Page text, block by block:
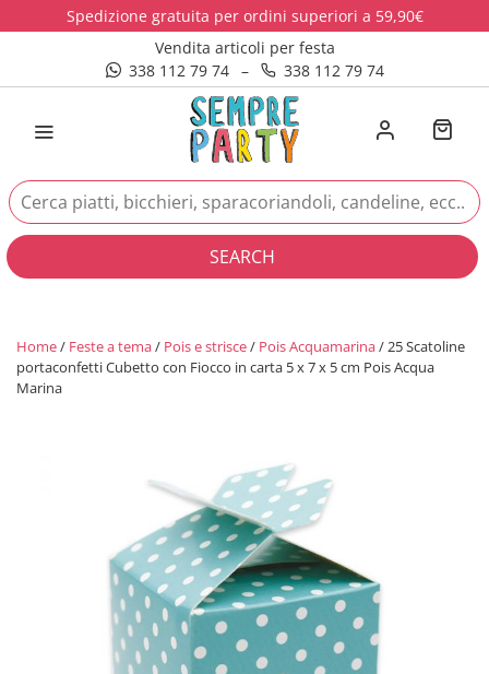
Spedizione gratuita per ordini superiori a 59,90€
Vendita articoli per festa
338 112 79 74
– 338 112 79 74
SEARCH
Home/ Feste a tema/ Pois e strisce/ Pois Acquamarina/ 25 Scatoline
portaconfetti Cubetto con Fiocco in carta 5 x 7 x 5 cm Pois Acqua
Marina